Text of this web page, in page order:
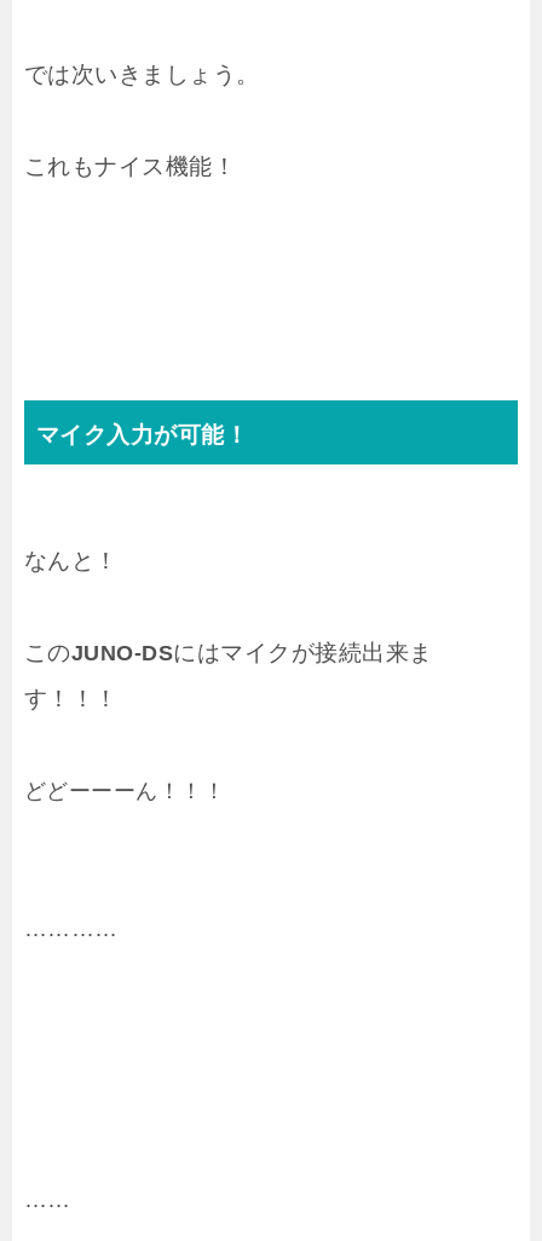
では次いきましょう。
これもナイス機能！
マイク入力が可能！
なんと！
このJUNO-DSにはマイクが接続出来ま
す！！！
どどーーーん！！！
…………
……